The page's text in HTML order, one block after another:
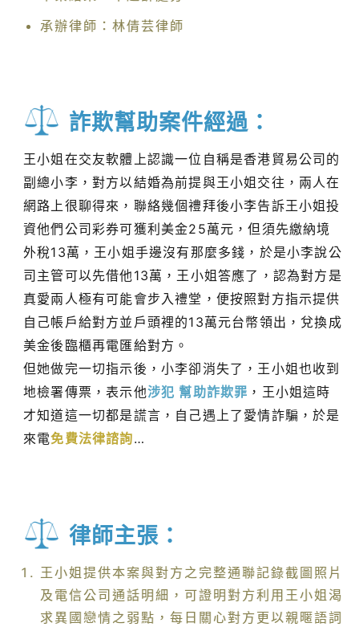
承辦律師：林倩芸律師
詐欺幫助案件經過：
王小姐在交友軟體上認識一位自稱是香港貿易公司的
副總小李，對方以結婚為前提與王小姐交往，兩人在
網路上很聊得來，聯絡幾個禮拜後小李告訴王小姐投
資他們公司彩券可獲利美金25萬元，但須先繳納境
外稅13萬，王小姐手邊沒有那麼多錢，於是小李說公
司主管可以先借他13萬，王小姐答應了，認為對方是
真愛兩人極有可能會步入禮堂，便按照對方指示提供
自己帳戶給對方並戶頭裡的13萬元台幣領出，兌換成
美金後臨櫃再電匯給對方。
但她做完一切指示後，小李卻消失了，王小姐也收到
地檢署傳票，表示他涉犯 幫助詐欺罪 ，王小姐這時
才知道這一切都是謊言，自己遇上了愛情詐騙，於是
來電免費法律諮詢…
律師主張：
王小姐提供本案與對方之完整通聯記錄截圖照片
及電信公司通話明細，可證明對方利用王小姐渴
求異國戀情之弱點，每日關心對方更以親暱語詞